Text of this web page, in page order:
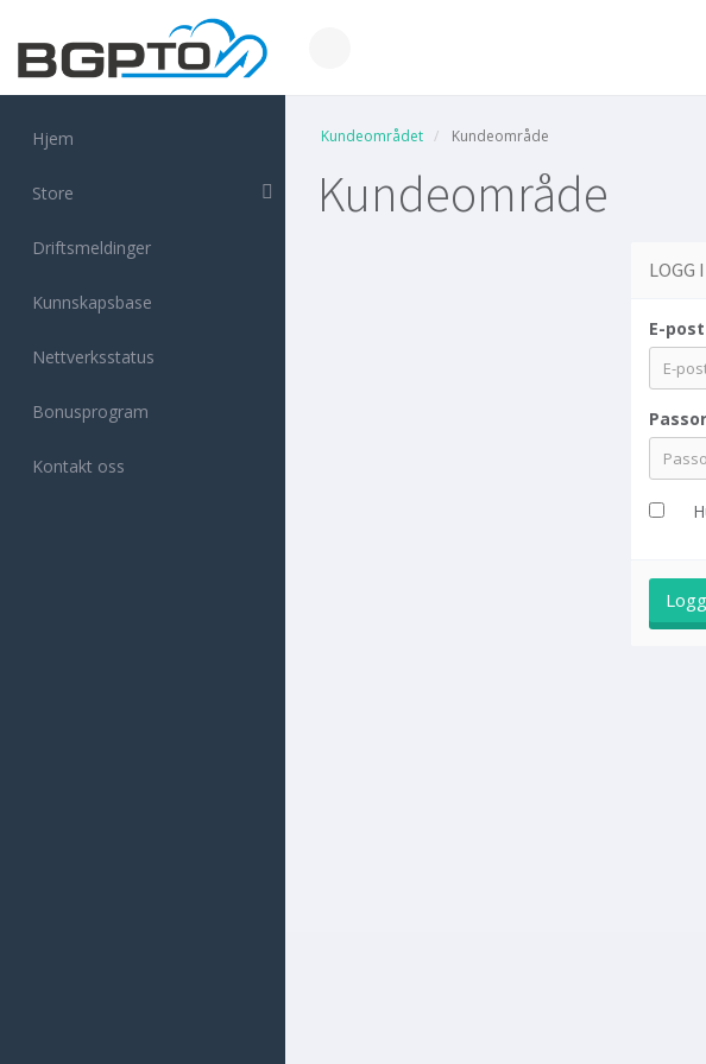
Hjem
Store
Driftsmeldinger
Kunnskapsbase
Nettverksstatus
Bonusprogram
Kontakt oss
Kundeområdet Kundeområde
Kundeområde
LOGG
E-